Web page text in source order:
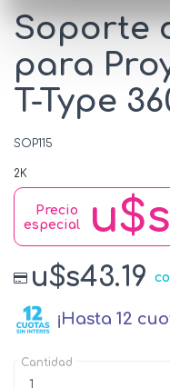
Soporte
para
T-Type
SOP115
2K
Precio
especial
u$s43.19
¡Hasta 12
Cantidad